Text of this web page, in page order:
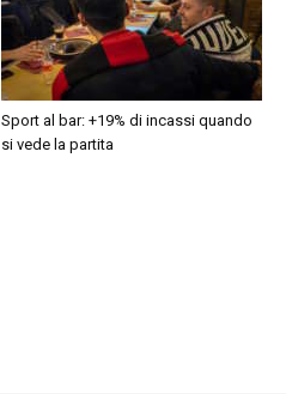
Sport al bar: +19% di incassi quando
si vede la partita